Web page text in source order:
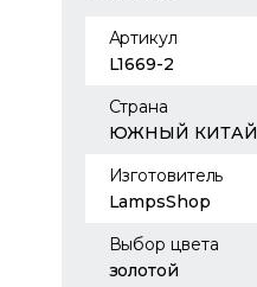
Артикул
L1669-2
Страна
ЮЖНЫЙ КИТАЙ
Изготовитель
LampsShop
Выбор цвета
золотой